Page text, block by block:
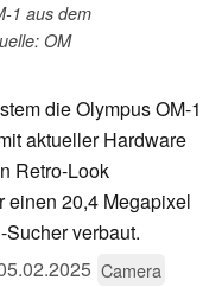
1 aus dem
OM
die Olympus OM-1
aktueller Hardware
Retro-Look
einen 20,4 Megapixel
verbaut.
Camera